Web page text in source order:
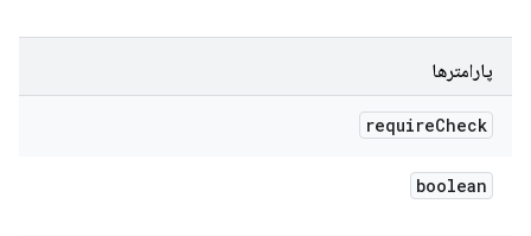
پارامترها
requireCheck
boolean